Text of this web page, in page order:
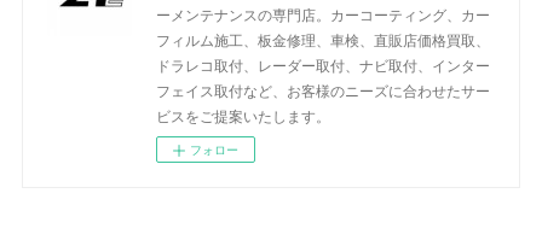
ーメンテナンスの専門店。カーコーティング、カー
フィルム施工、板金修理、車検、直販店価格買取、
ドラレコ取付、レーダー取付、ナビ取付、インター
フェイス取付など、お客様のニーズに合わせたサー
ビスをご提案いたします。
フォロー